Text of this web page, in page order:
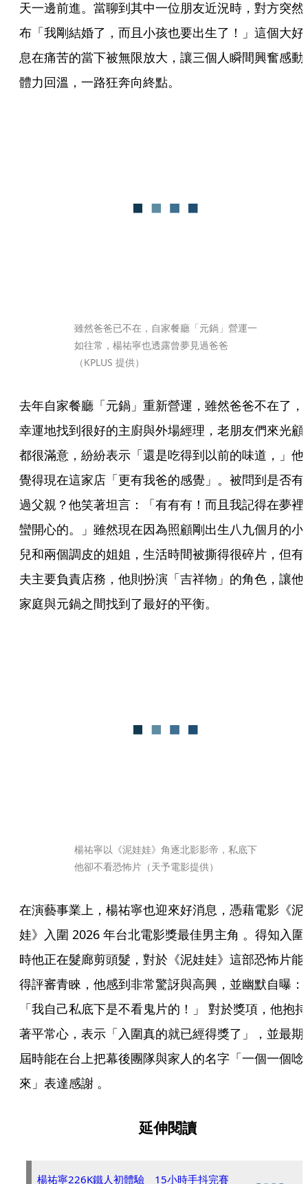
天一邊前進。當聊到其中一位朋友近況時，對方突然
布「我剛結婚了，而且小孩也要出生了！」這個大好
息在痛苦的當下被無限放大，讓三個人瞬間興奮感動
體力回溫，一路狂奔向終點。
雖然爸爸已不在，自家餐廳「元鍋」營運一
如往常，楊祐寧也透露曾夢見過爸爸
（KPLUS 提供）
去年自家餐廳「元鍋」重新營運，雖然爸爸不在了，
幸運地找到很好的主廚與外場經理，老朋友們來光顧
都很滿意，紛紛表示「還是吃得到以前的味道，」他
覺得現在這家店「更有我爸的感覺」。被問到是否有
過父親？他笑著坦言：「有有有！而且我記得在夢裡
蠻開心的。」雖然現在因為照顧剛出生八九個月的小
兒和兩個調皮的姐姐，生活時間被撕得很碎片，但有
夫主要負責店務，他則扮演「吉祥物」的角色，讓他
家庭與元鍋之間找到了最好的平衡。
楊祐寧以《泥娃娃》角逐北影影帝，私底下
他卻不看恐怖片（天予電影提供）
在演藝事業上，楊祐寧也迎來好消息，憑藉電影《泥
娃》入圍 2026 年台北電影獎最佳男主角 。得知入圍
時他正在髮廊剪頭髮，對於《泥娃娃》這部恐怖片能
得評審青睞，他感到非常驚訝與高興，並幽默自曝：
「我自己私底下是不看鬼片的！」 對於獎項，他抱持
著平常心，表示「入圍真的就已經得獎了」，並最期
屆時能在台上把幕後團隊與家人的名字「一個一個唸
來」表達感謝 。
延伸閱讀
楊祐寧226K鐵人初體驗 15小時手抖完賽